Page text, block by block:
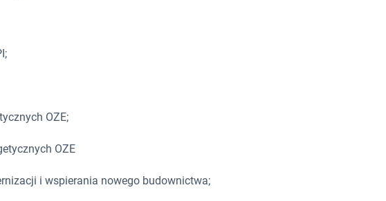
OZE;
OZE
i wspierania nowego budownictwa;